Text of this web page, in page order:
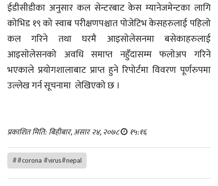
ईडीसीडीका अनुसार कल सेन्टरबाट केस म्यानेजमेन्टका लागि
कोभिड १९ को स्वाब परीक्षणपश्चात पोजेटिभ केसहरुलाई पहिलो
कल गरिने तथा घरमै आइसोलेसनमा बसेकाहरुलाई
आइसोलेसनको अवधि समाप्त नहुँदासम्म फलोअप गरिने
भएकाले प्रयोगशालाबाट प्राप्त हुने रिपोर्टमा विवरण पूर्णरुपमा
उल्लेख गर्न सूचनामा लेखिएको छ ।
प्रकाशित मिति: बिहीबार, असार २४, २०७८ १५:१६
##corona #virus#nepal